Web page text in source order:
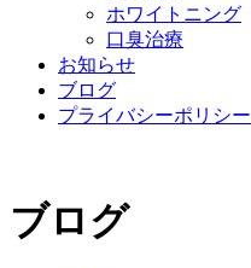
ホワイトニング
口臭治療
お知らせ
ブログ
プライバシーポリシー
ブログ